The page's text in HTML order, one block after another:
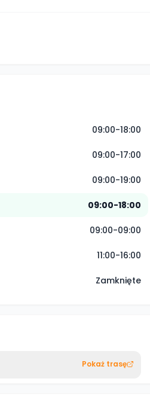
09:00-18:00
09:00-17:00
09:00-19:00
09:00-18:00
09:00-09:00
11:00-16:00
Zamknięte
Pokaż trasę